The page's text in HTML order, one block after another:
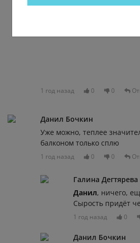
1 год назад 0 0
Данил Бочкин
Уже можно, теплее
балконом только сплю
1 год назад 0 0
Галина Дегтярева
Данил, ничего,
Сырость придёт
1 год назад 0
Данил Бочкин